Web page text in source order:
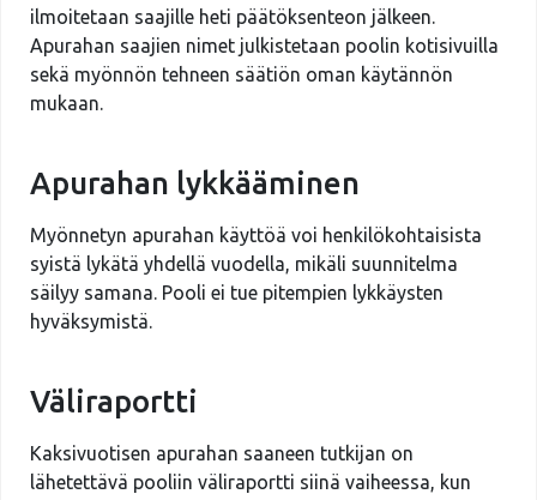
ilmoitetaan saajille heti päätöksenteon jälkeen.
Apurahan saajien nimet julkistetaan poolin kotisivuilla
sekä myönnön tehneen säätiön oman käytännön
mukaan.
Apurahan lykkääminen
Myönnetyn apurahan käyttöä voi henkilökohtaisista
syistä lykätä yhdellä vuodella, mikäli suunnitelma
säilyy samana. Pooli ei tue pitempien lykkäysten
hyväksymistä.
Väliraportti
Kaksivuotisen apurahan saaneen tutkijan on
lähetettävä pooliin väliraportti siinä vaiheessa, kun